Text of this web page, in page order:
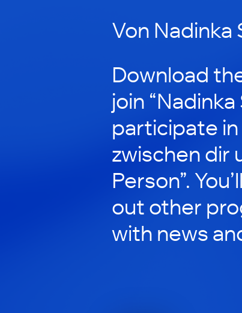
Von
Download
join
participate
zwischen dir
Person”.
out other
with news